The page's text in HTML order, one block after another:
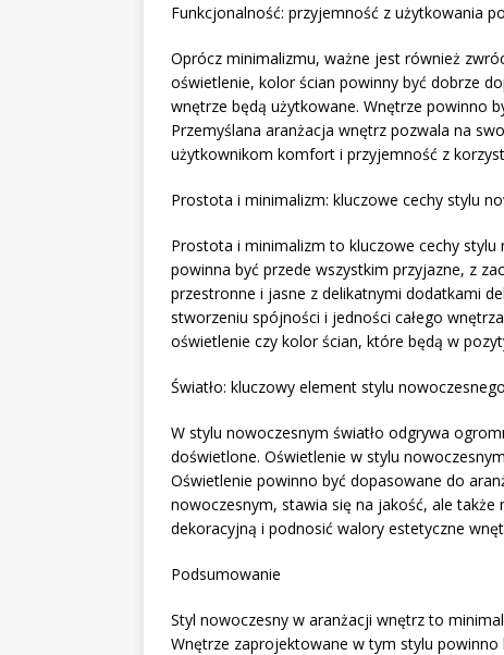
Funkcjonalność: przyjemność z użytkowania
Oprócz minimalizmu, ważne jest również
oświetlenie, kolor ścian powinny być dobrze
wnętrze będą użytkowane. Wnętrze powinno
Przemyślana aranżacja wnętrz pozwala na
użytkownikom komfort i przyjemność z
Prostota i minimalizm: kluczowe cechy stylu
Prostota i minimalizm to kluczowe cechy
powinna być przede wszystkim przyjazne, z
przestronne i jasne z delikatnymi dodatkami
stworzeniu spójności i jedności całego
oświetlenie czy kolor ścian, które będą w
Światło: kluczowy element stylu nowoczesnego
W stylu nowoczesnym światło odgrywa
doświetlone. Oświetlenie w stylu
Oświetlenie powinno być dopasowane do
nowoczesnym, stawia się na jakość, ale
dekoracyjną i podnosić walory estetyczne
Podsumowanie
Styl nowoczesny w aranżacji wnętrz to
Wnętrze zaprojektowane w tym stylu